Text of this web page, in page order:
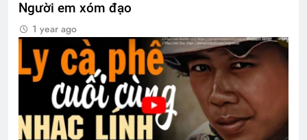
Người em xóm đạo
1 year ago